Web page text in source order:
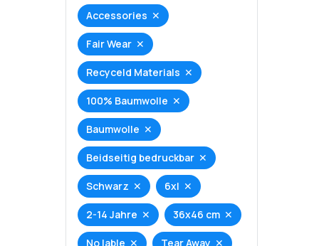
Accessories
Fair Wear
Recyceld Materials
100% Baumwolle
Baumwolle
Beidseitig bedruckbar
Schwarz 6xl
2-14 Jahre 36x46 cm
No lable Tear Away